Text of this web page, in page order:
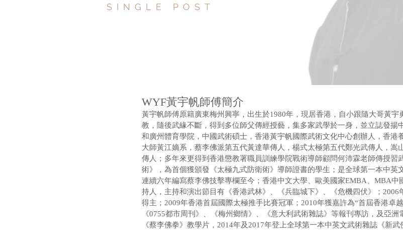
SINGLE POST
WYF黃宇帆師傅簡介
黃宇帆師傅原籍廣東梅州興寧，出生於1980年，現居香港，自小跟隨大哥黃宇
教，隨後武緣不斷，得到多位師父傳經授藝，集多家武學於一身，並立誌發揚
和廣州體育學院，中國武術碩士，香港黃宇帆國際武術文化中心創辦人，香港
大師黃江嫡系，蔡李佛派第五代黃達華傳人，楊式太極第五代鄭光武傳人，嵩
傳人；多年來更得到香港懲教署職員訓練學院戰術導師顧問何沛霖老師傳授習
術》，為首個獲頒發《太極九式防衛術》導師證書的學生；是全球第一本中英
連續六年編寫蔡李佛技擊專欄至今；香港中文大學、歐美國家EMBA、MBA中
持人，主持和演出節目有《香港武林》、《兵臨城下》、《危機四伏》；2006
得主；2009年香港首屆國際太極推手比賽冠軍；2010年獲嘉許為“首屆香港卓
《0755都市周刊》、《梅州鄉情》、《意大利武術雜誌》等報刊專訪，及亞
《蔡李佛拳》教學片，2014年及2017年登上全球第一本中英文武術雜誌《新武